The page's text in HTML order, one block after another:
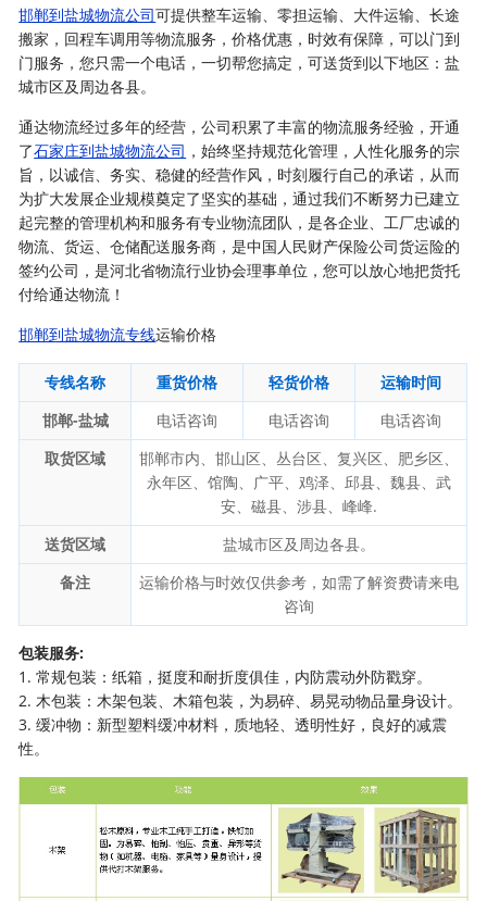
邯郸到盐城物流公司可提供整车运输、零担运输、大件运输、长途
搬家，回程车调用等物流服务，价格优惠，时效有保障，可以门到
门服务，您只需一个电话，一切帮您搞定，可送货到以下地区：盐
城市区及周边各县。
通达物流经过多年的经营，公司积累了丰富的物流服务经验，开通
了石家庄到盐城物流公司 ，始终坚持规范化管理，人性化服务的宗
旨，以诚信、务实、稳健的经营作风，时刻履行自己的承诺，从而
为扩大发展企业规模奠定了坚实的基础，通过我们不断努力已建立
起完整的管理机构和服务有专业物流团队，是各企业、工厂忠诚的
物流、货运、仓储配送服务商，是中国人民财产保险公司货运险的
签约公司，是河北省物流行业协会理事单位，您可以放心地把货托
付给通达物流！
邯郸到盐城物流专线运输价格
专线名称 重货价格 轻货价格
运输时间
邯郸-盐城
电话咨询 电话咨询
电话咨询
取货区域
邯郸市内、邯山区、丛台区、复兴区、肥乡区、
永年区、馆陶、广平、鸡泽、邱县、魏县、武
安、磁县、涉县、峰峰.
送货区域
盐城市区及周边各县。
备注
运输价格与时效仅供参考，如需了解资费请来电
咨询
包装服务:
1. 常规包装：纸箱，挺度和耐折度俱佳，内防震动外防戳穿。
2. 木包装：木架包装、木箱包装，为易碎、易晃动物品量身设计。
3. 缓冲物：新型塑料缓冲材料，质地轻、透明性好，良好的减震
性。